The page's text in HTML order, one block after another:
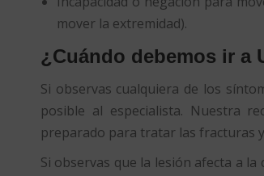
mover la extremidad).
¿Cuándo debemos ir a
Si observas cualquiera de los
posible al especialista. Nuestra
preparado para tratar las fracturas
Si observas que la lesión afecta a